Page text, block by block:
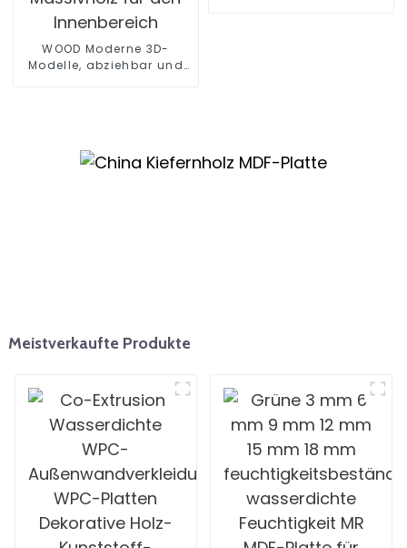
WOOD Moderne 3D-
Modelle, abziehbar und
Innenbereich
Meistverkaufte Produkte